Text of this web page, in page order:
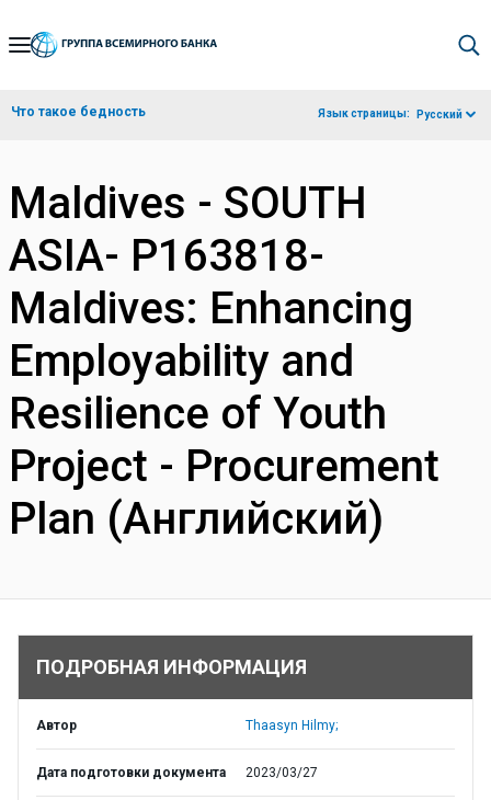
Skip
Navigation
Что такое бедность Язык страницы: Русский
Maldives - SOUTH
ASIA- P163818-
Maldives: Enhancing
Employability and
Resilience of Youth
Project - Procurement
Plan (Английский)
ПОДРОБНАЯ ИНФОРМАЦИЯ
Автор Thaasyn Hilmy;
Дата подготовки документа 2023/03/27